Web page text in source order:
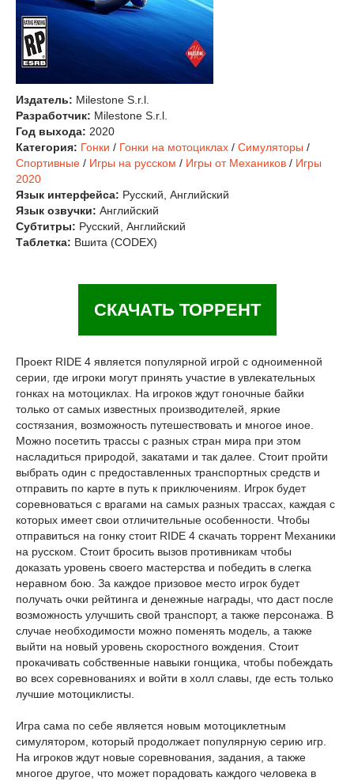
Издатель: Milestone S.r.l.
Разработчик: Milestone S.r.l.
Год выхода: 2020
Категория: Гонки / Гонки на мотоциклах / Симуляторы /
Спортивные / Игры на русском / Игры от Механиков / Игры
2020
Язык интерфейса: Русский, Английский
Язык озвучки: Английский
Субтитры: Русский, Английский
Таблетка: Вшита (CODEX)
СКАЧАТЬ ТОРРЕНТ
Проект RIDE 4 является популярной игрой с одноименной
серии, где игроки могут принять участие в увлекательных
гонках на мотоциклах. На игроков ждут гоночные байки
только от самых известных производителей, яркие
состязания, возможность путешествовать и многое иное.
Можно посетить трассы с разных стран мира при этом
насладиться природой, закатами и так далее. Стоит пройти
выбрать один с предоставленных транспортных средств и
отправить по карте в путь к приключениям. Игрок будет
соревноваться с врагами на самых разных трассах, каждая с
которых имеет свои отличительные особенности. Чтобы
отправиться на гонку стоит RIDE 4 скачать торрент Механики
на русском. Стоит бросить вызов противникам чтобы
доказать уровень своего мастерства и победить в слегка
неравном бою. За каждое призовое место игрок будет
получать очки рейтинга и денежные награды, что даст после
возможность улучшить свой транспорт, а также персонажа. В
случае необходимости можно поменять модель, а также
выйти на новый уровень скоростного вождения. Стоит
прокачивать собственные навыки гонщика, чтобы побеждать
во всех соревнованиях и войти в холл славы, где есть только
лучшие мотоциклисты.
Игра сама по себе является новым мотоциклетным
симулятором, который продолжает популярную серию игр.
На игроков ждут новые соревнования, задания, а также
многое другое, что может порадовать каждого человека в